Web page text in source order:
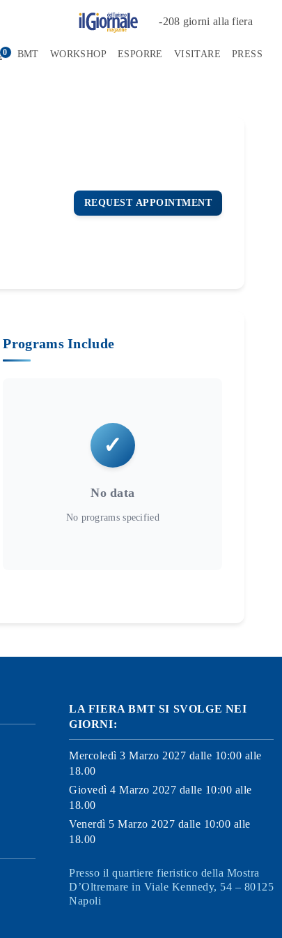
-208 giorni alla fiera
0 BMT WORKSHOP ESPORRE VISITARE PRESS
REQUEST APPOINTMENT
Programs Include
No data
LA FIERA BMT SI SVOLGE NEI
GIORNI:
Mercoledì 3 Marzo 2027 dalle 10:00 alle
18.00
Giovedì 4 Marzo 2027 dalle 10:00 alle
18.00
Venerdì 5 Marzo 2027 dalle 10:00 alle
18.00
Presso il quartiere fieristico della Mostra
D’Oltremare in Viale Kennedy, 54 – 80125
Napoli